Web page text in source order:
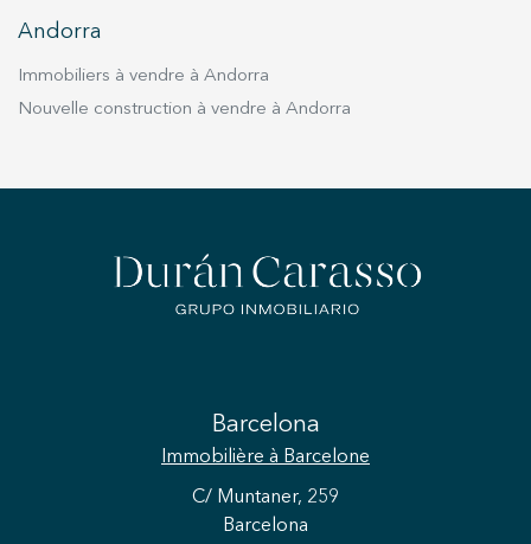
Andorra
Immobiliers à vendre à Andorra
Nouvelle construction à vendre à Andorra
Barcelona
Immobilière à Barcelone
C/ Muntaner, 259
Barcelona